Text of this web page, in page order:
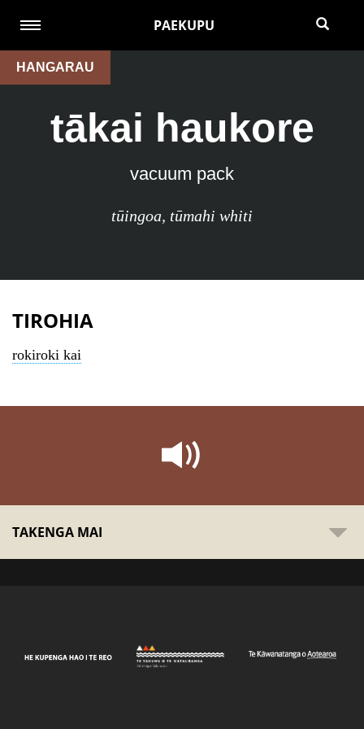
PAEKUPU
HANGARAU
tākai haukore
vacuum pack
tūingoa, tūmahi whiti
TIROHIA
rokiroki kai
TAKENGA MAI